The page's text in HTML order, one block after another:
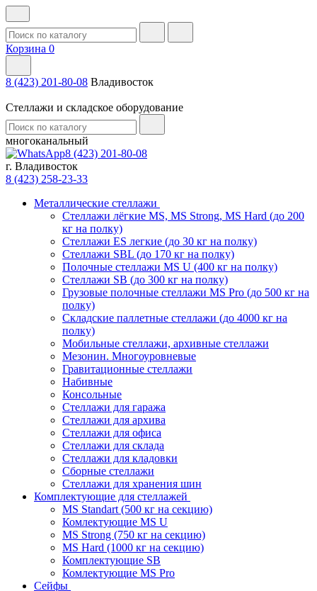
Корзина 0
8 (423) 201-80-08 Владивосток
Стеллажи и складское оборудование
многоканальный
8 (423) 201-80-08
г. Владивосток
8 (423) 258-23-33
Металлические стеллажи
Стеллажи лёгкие MS, MS Strong, MS Hard (до 200
кг на полку)
Стеллажи ES легкие (до 30 кг на полку)
Стеллажи SBL (до 170 кг на полку)
Полочные стеллажи MS U (400 кг на полку)
Стеллажи SB (до 300 кг на полку)
Грузовые полочные стеллажи MS Pro (до 500 кг на
полку)
Складские паллетные стеллажи (до 4000 кг на
полку)
Мобильные стеллажи, архивные стеллажи
Мезонин. Многоуровневые
Гравитационные стеллажи
Набивные
Консольные
Стеллажи для гаража
Стеллажи для архива
Стеллажи для офиса
Стеллажи для склада
Стеллажи для кладовки
Сборные стеллажи
Стеллажи для хранения шин
Комплектующие для стеллажей
MS Standart (500 кг на секцию)
Комлектующие MS U
MS Strong (750 кг на секцию)
MS Hard (1000 кг на секцию)
Комплектующие SB
Комлектующие MS Pro
Сейфы